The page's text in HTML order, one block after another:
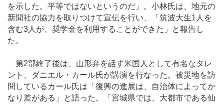
を示した。平等ではないというのだ」。小林氏は、地元の
新聞社の協力を取りつけて宣伝を行い、「筑波大生1人を
含む3人が、奨学金を利用することができた」と報告し
た。
第2部終了後は、山形弁を話す米国人として有名なタレ
ント、ダニエル・カール氏が講演を行なった。被災地を訪
問しているカール氏は「復興の進展は、自治体によってか
なり差がある」と語った。「宮城県では、大都市である仙